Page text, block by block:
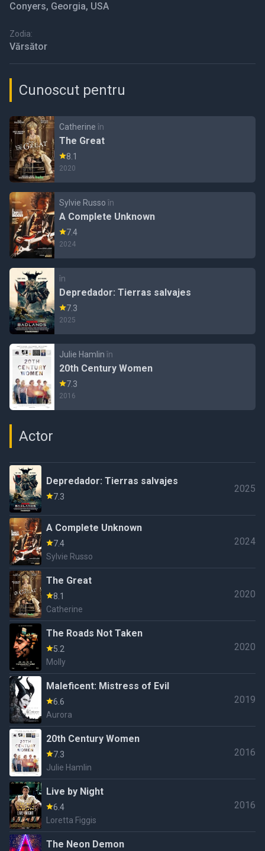
Conyers, Georgia, USA
Zodia:
Vărsător
Cunoscut pentru
Catherine în
The Great
8.1
2020
Sylvie Russo în
A Complete Unknown
7.4
2024
în
Depredador: Tierras salvajes
7.3
2025
Julie Hamlin în
20th Century Women
7.3
2016
Actor
Depredador: Tierras salvajes
7.3
2025
A Complete Unknown
7.4
Sylvie Russo
2024
The Great
8.1
Catherine
2020
The Roads Not Taken
5.2
Molly
2020
Maleficent: Mistress of Evil
6.6
Aurora
2019
20th Century Women
7.3
Julie Hamlin
2016
Live by Night
6.4
Loretta Figgis
2016
The Neon Demon